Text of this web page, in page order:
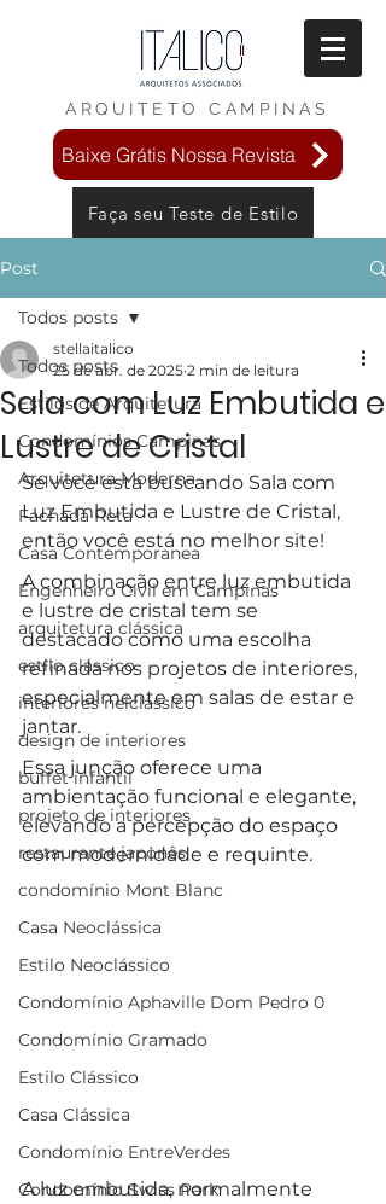
ARQUITETO CAMPINAS
Baixe Grátis Nossa Revista
Faça seu Teste de Estilo
Post
Todos posts
Estilos de Arquitetura
Condomínios Campinas
Arquitetura Moderna
Fachada Reta
Casa Contemporanea
Engenheiro Civil em Campinas
arquitetura clássica
estilo clássico
interiores neiclássico
design de interiores
buffet infantil
projeto de interiores
restaurante japonês
condomínio Mont Blanc
Casa Neoclássica
Estilo Neoclássico
Condomínio Aphaville Dom Pedro 0
Condomínio Gramado
Estilo Clássico
Casa Clássica
Condomínio EntreVerdes
Condomínio Swiss Park
Todos posts
Sala com Luz Embutida e
Lustre de Cristal
stellaitalico
25 de abr. de 2025 2 min de leitura
Se você esta buscando Sala com
Luz Embutida e Lustre de Cristal,
então você está no melhor site!
A combinação entre luz embutida
e lustre de cristal tem se
destacado como uma escolha
refinada nos projetos de interiores,
especialmente em salas de estar e
jantar.
Essa junção oferece uma
ambientação funcional e elegante,
elevando a percepção do espaço
com modernidade e requinte.
A luz embutida, normalmente